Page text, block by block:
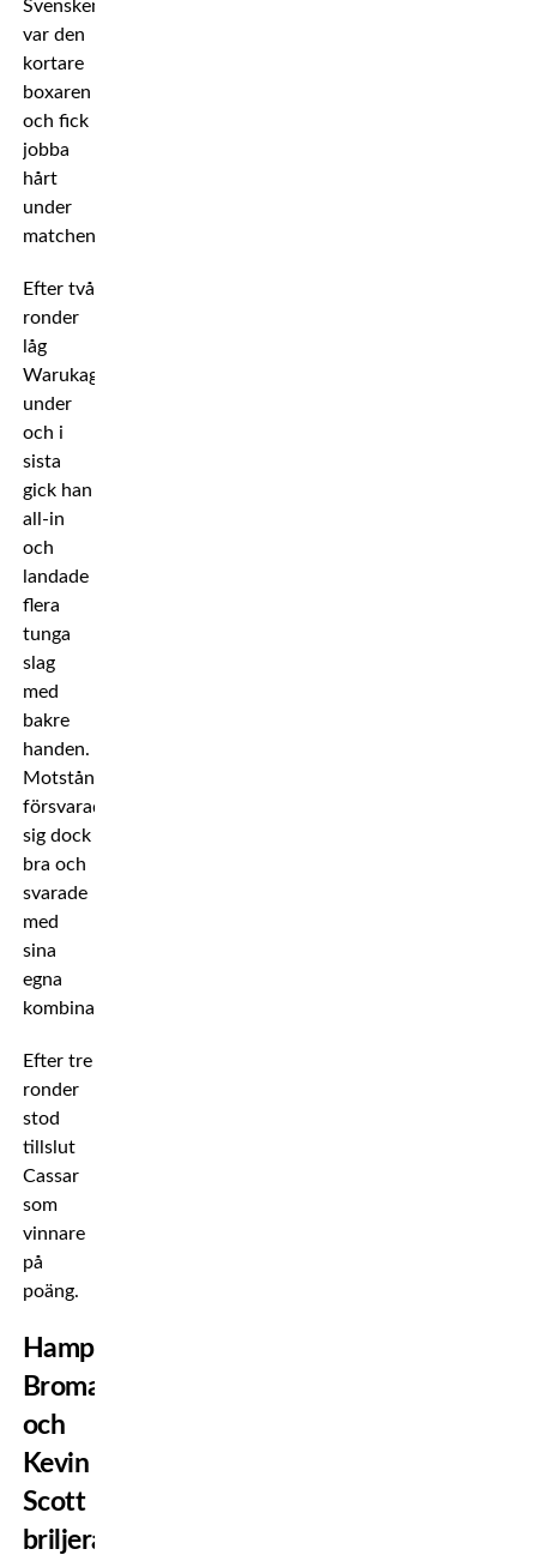
Svensken
var den
kortare
boxaren
och fick
jobba
hårt
under
matchen.
Efter två
ronder
låg
Warukaga
under
och i
sista
gick han
all-in
och
landade
flera
tunga
slag
med
bakre
handen.
Motståndaren
försvarade
sig dock
bra och
svarade
med
sina
egna
kombinationer.
Efter tre
ronder
stod
tillslut
Cassar
som
vinnare
på
poäng.
Hampus
Broman
och
Kevin
Scott
briljerar